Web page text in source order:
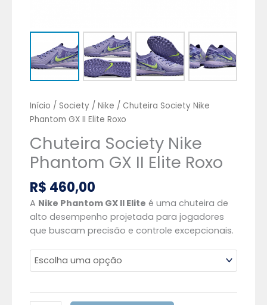
Início / Society / Nike / Chuteira Society Nike
Phantom GX II Elite Roxo
Chuteira Society Nike
Phantom GX II Elite Roxo
R$ 460,00
A Nike Phantom GX II Elite é uma chuteira de
alto desempenho projetada para jogadores
que buscam precisão e controle excepcionais.